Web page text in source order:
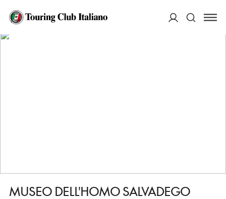
HOME
MUSEO DELL'HOMO SALVADEGO
MUSEO DELL'HOMO SALVADEGO